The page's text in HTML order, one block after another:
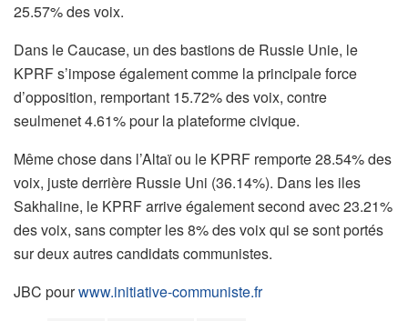
25.57% des voix.
Dans le Caucase, un des bastions de Russie Unie, le
KPRF s’impose également comme la principale force
d’opposition, remportant 15.72% des voix, contre
seulmenet 4.61% pour la plateforme civique.
Même chose dans l’Altaï ou le KPRF remporte 28.54% des
voix, juste derrière Russie Uni (36.14%). Dans les iles
Sakhaline, le KPRF arrive également second avec 23.21%
des voix, sans compter les 8% des voix qui se sont portés
sur deux autres candidats communistes.
JBC pourwww.initiative-communiste.fr